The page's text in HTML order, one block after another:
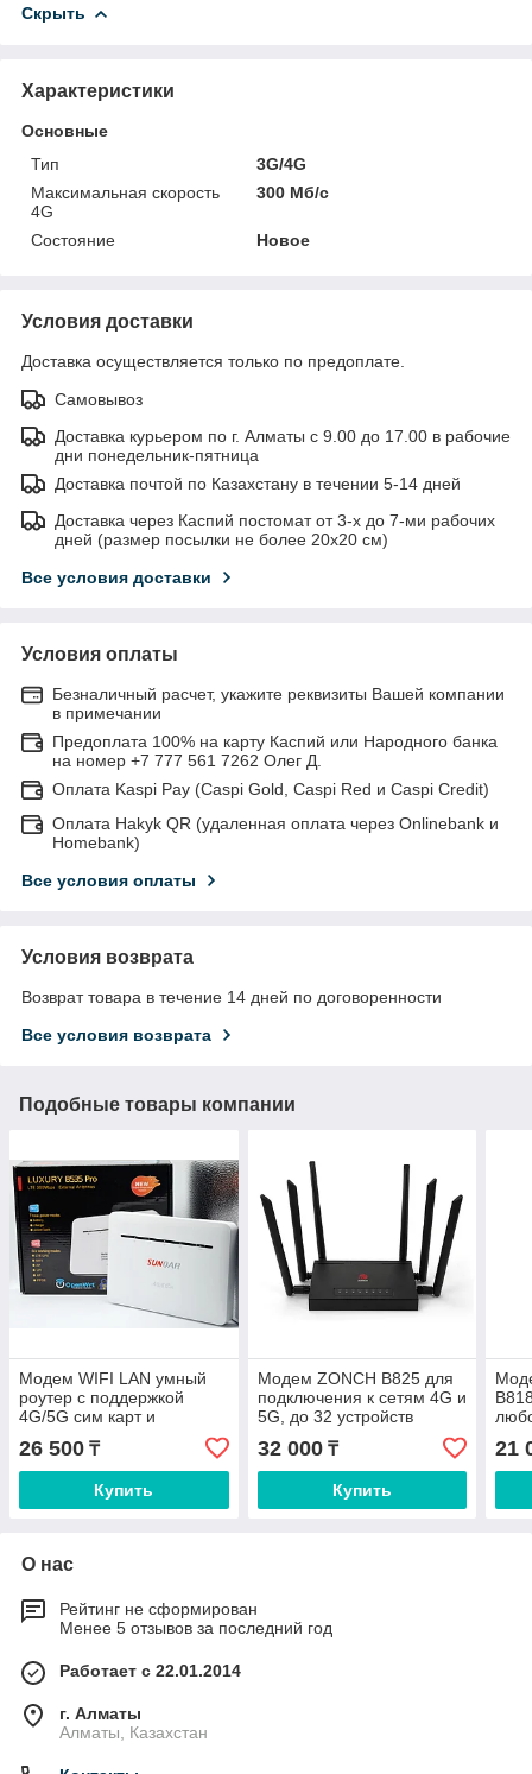
Скрыть
Характеристики
Основные
Тип
3G/4G
Максимальная скорость
4G
300 Мб/с
Состояние Новое
Условия доставки
Доставка осуществляется только по предоплате.
Самовывоз
Доставка курьером по г. Алматы с 9.00 до 17.00 в рабочие
дни понедельник-пятница
Доставка почтой по Казахстану в течении 5-14 дней
Доставка через Каспий постомат от 3-х до 7-ми рабочих
дней (размер посылки не более 20х20 см)
Все условия доставки
Условия оплаты
Безналичный расчет, укажите реквизиты Вашей компании
в примечании
Предоплата 100% на карту Каспий или Народного банка
на номер +7 777 561 7262 Олег Д.
Оплата Kaspi Pay (Caspi Gold, Caspi Red и Caspi Credit)
Оплата Hakyk QR (удаленная оплата через Onlinebank и
Homebank)
Все условия оплаты
Условия возврата
Возврат товара в течение 14 дней по договоренности
Все условия возврата
Подобные товары компании
Модем WIFI LAN умный
роутер с поддержкой
4G/5G сим карт и
четырьмя Ethernet
портами, Sunqar LUXURY
B535 Pro
26 500 ₸
Купить
Модем ZONCH B825 для
подключения к сетям 4G и
5G, до 32 устройств
одновременно
32 000₸
Купить
21
О нас
Рейтинг не сформирован
Менее 5 отзывов за последний год
Работает с 22.01.2014
г. Алматы
Алматы, Казахстан